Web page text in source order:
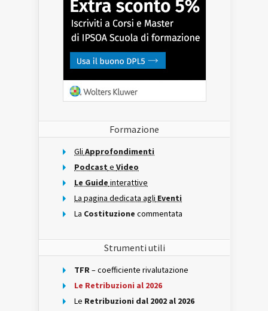
Formazione
Gli Approfondimenti
Podcast e Video
Le Guide interattive
La pagina dedicata agli Eventi
La Costituzione commentata
Strumenti utili
TFR– coefficiente rivalutazione
Le Retribuzioni al 2026
Le Retribuzioni dal 2002 al 2026